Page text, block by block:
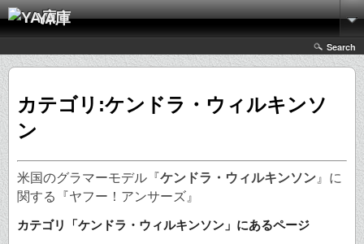
YA庫
Search
カテゴリ:ケンドラ・ウィルキンソ
ン
米国のグラマーモデル『ケンドラ・ウィルキンソン 』に
関する『ヤフー！アンサーズ』
カテゴリ「ケンドラ・ウィルキンソン」にあるページ